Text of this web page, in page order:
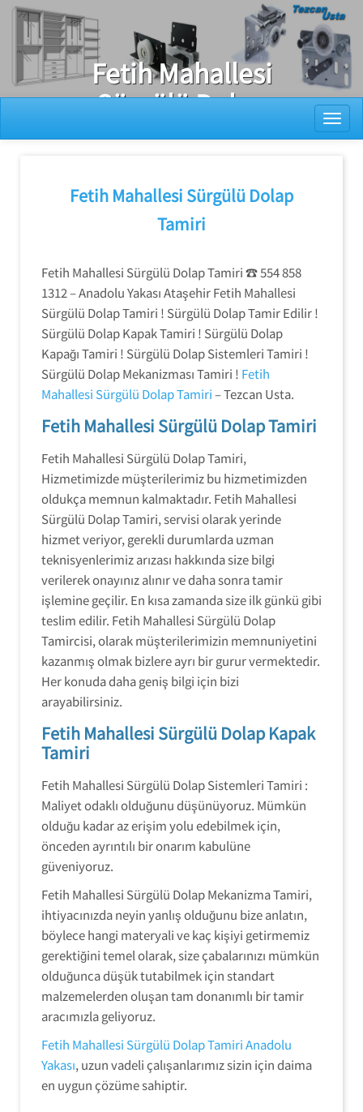
Ray Dolap Tamiri
Fetih Mahallesi
Sürgülü Dolap
Kapak Tamiri
Fetih Mahallesi Sürgülü Dolap
Tamiri
Fetih Mahallesi Sürgülü Dolap Tamiri ☎️ 554 858
1312 – Anadolu Yakası Ataşehir Fetih Mahallesi
Sürgülü Dolap Tamiri ! Sürgülü Dolap Tamir Edilir !
Sürgülü Dolap Kapak Tamiri ! Sürgülü Dolap
Kapağı Tamiri ! Sürgülü Dolap Sistemleri Tamiri !
Sürgülü Dolap Mekanizması Tamiri ! Fetih
Mahallesi Sürgülü Dolap Tamiri– Tezcan Usta.
Fetih Mahallesi Sürgülü Dolap Tamiri
Fetih Mahallesi Sürgülü Dolap Tamiri,
Hizmetimizde müşterilerimiz bu hizmetimizden
oldukça memnun kalmaktadır. Fetih Mahallesi
Sürgülü Dolap Tamiri, servisi olarak yerinde
hizmet veriyor, gerekli durumlarda uzman
teknisyenlerimiz arızası hakkında size bilgi
verilerek onayınız alınır ve daha sonra tamir
işlemine geçilir. En kısa zamanda size ilk günkü gibi
teslim edilir. Fetih Mahallesi Sürgülü Dolap
Tamircisi, olarak müşterilerimizin memnuniyetini
kazanmış olmak bizlere ayrı bir gurur vermektedir.
Her konuda daha geniş bilgi için bizi
arayabilirsiniz.
Fetih Mahallesi Sürgülü Dolap Kapak
Tamiri
Fetih Mahallesi Sürgülü Dolap Sistemleri Tamiri :
Maliyet odaklı olduğunu düşünüyoruz. Mümkün
olduğu kadar az erişim yolu edebilmek için,
önceden ayrıntılı bir onarım kabulüne
güveniyoruz.
Fetih Mahallesi Sürgülü Dolap Mekanizma Tamiri,
ihtiyacınızda neyin yanlış olduğunu bize anlatın,
böylece hangi materyali ve kaç kişiyi getirmemiz
gerektiğini temel olarak, size çabalarınızı mümkün
olduğunca düşük tutabilmek için standart
malzemelerden oluşan tam donanımlı bir tamir
aracımızla geliyoruz.
Fetih Mahallesi Sürgülü Dolap Tamiri Anadolu
Yakası, uzun vadeli çalışanlarımız sizin için daima
en uygun çözüme sahiptir.